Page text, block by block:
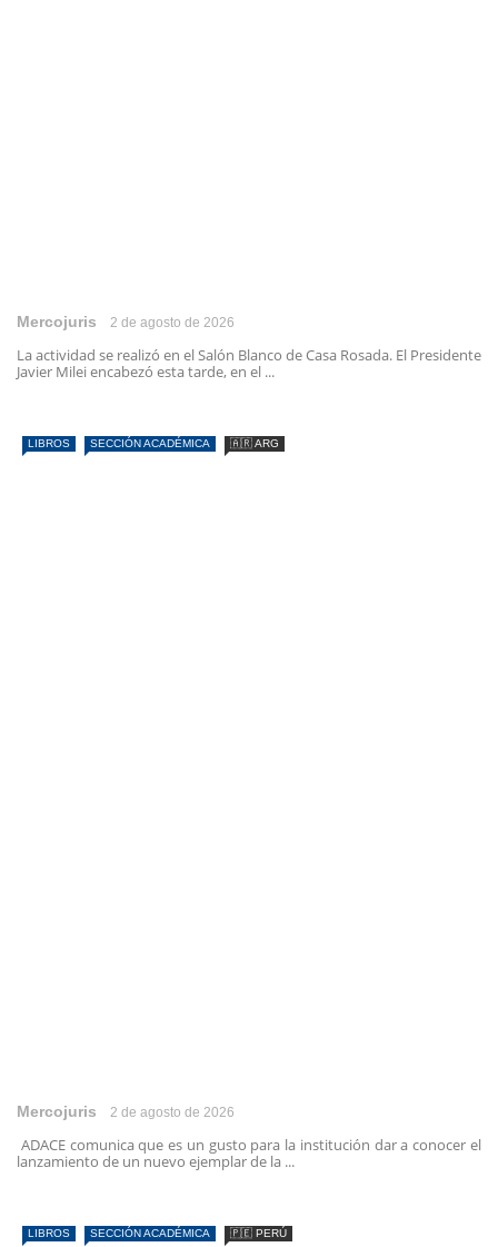
Mercojuris 2 de agosto de 2026
La actividad se realizó en el Salón Blanco de Casa Rosada. El Presidente
Javier Milei encabezó esta tarde, en el ...
LIBROS SECCIÓN ACADÉMICA 🇦🇷 ARG
Mercojuris 2 de agosto de 2026
ADACE comunica que es un gusto para la institución dar a conocer el
lanzamiento de un nuevo ejemplar de la ...
LIBROS SECCIÓN ACADÉMICA 🇵🇪 PERÚ